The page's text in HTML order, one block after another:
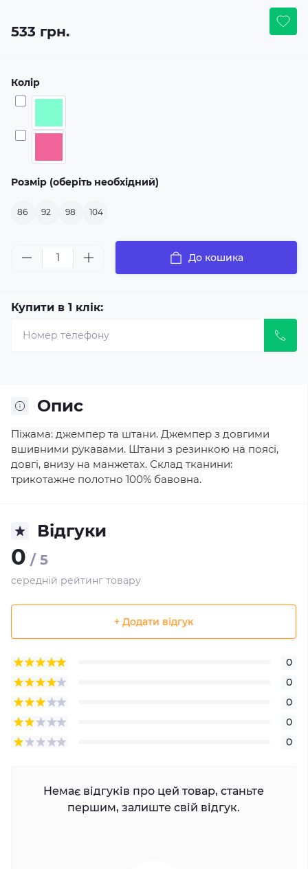
533 грн.
Колір
Розмір (оберіть необхідний)
86 92 98 104
До кошика
Купити в 1 клік:
Опис
Піжама: джемпер та штани. Джемпер з довгими
вшивними рукавами. Штани з резинкою на поясі,
довгі, внизу на манжетах. Склад тканини:
трикотажне полотно 100% бавовна.
Відгуки
0 / 5
середній рейтинг товару
+ Додати відгук
0
0
0
0
0
Немає відгуків про цей товар, станьте
першим, залиште свій відгук.